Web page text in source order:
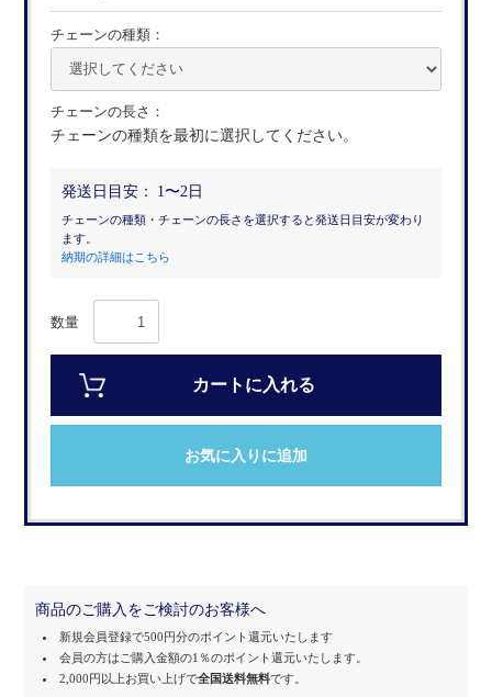
チェーンの種類：
チェーンの長さ：
チェーンの種類を最初に選択してください。
発送日目安： 1〜2日
チェーンの種類・チェーンの長さを選択すると発送日目安が変わり
ます。
納期の詳細はこちら
数量
カートに入れる
お気に入りに追加
商品のご購入をご検討のお客様へ
新規会員登録で500円分のポイント還元いたします
会員の方はご購入金額の1％のポイント還元いたします。
2,000円以上お買い上げで全国送料無料です。